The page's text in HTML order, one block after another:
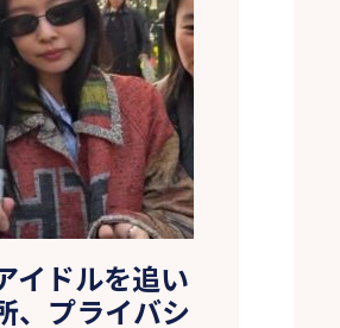
イドルを追い
、プライバシ